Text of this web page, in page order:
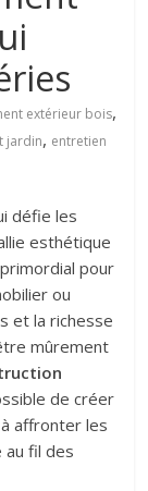
extérieur bois,
jardin, entretien
défie les
esthétique
pour
ou
et la richesse
mûrement
de créer
affronter les
fil des